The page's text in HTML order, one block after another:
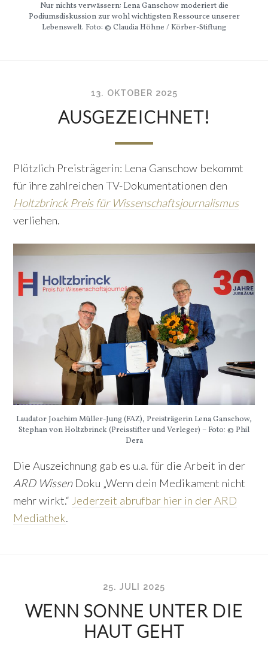
Nur nichts verwässern: Lena Ganschow moderiert die
Podiumsdiskussion zur wohl wichtigsten Ressource unserer
Lebenswelt. Foto: © Claudia Höhne / Körber-Stiftung
13. OKTOBER 2025
AUSGEZEICHNET!
Plötzlich Preisträgerin: Lena Ganschow bekommt
für ihre zahlreichen TV-Dokumentationen den
Holtzbrinck Preis für Wissenschaftsjournalismus
verliehen.
Laudator Joachim Müller-Jung (FAZ), Preisträgerin Lena Ganschow,
Stephan von Holtzbrinck (Preisstifter und Verleger) – Foto: © Phil
Dera
Die Auszeichnung gab es u.a. für die Arbeit in der
ARD WissenDoku „Wenn dein Medikament nicht
mehr wirkt.“ Jederzeit abrufbar hier in der ARD
Mediathek.
25. JULI 2025
WENN SONNE UNTER DIE
HAUT GEHT